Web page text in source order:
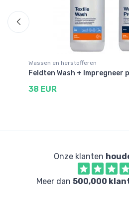
Wassen en herstofferen
Feldten Wash + Impregneer
38 EUR
Onze klanten
Meer dan 500,000